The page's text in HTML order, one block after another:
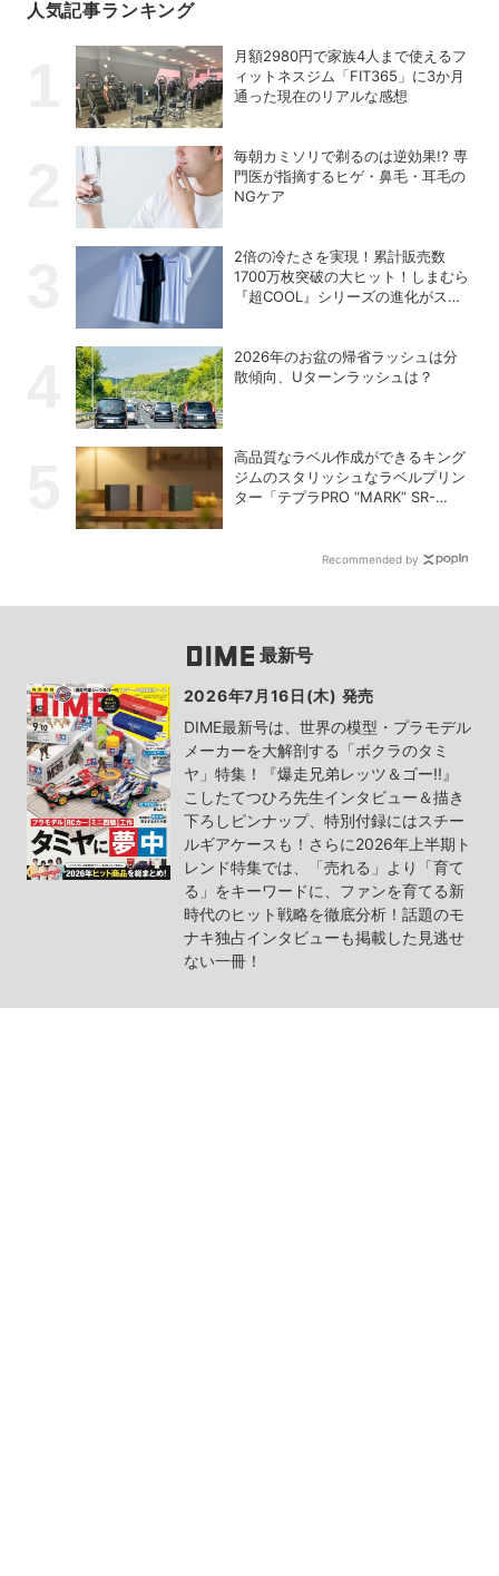
人気記事ランキング
月額2980円で家族4人まで使えるフ
ィットネスジム「FIT365」に3か月
通った現在のリアルな感想
毎朝カミソリで剃るのは逆効果!? 専
門医が指摘するヒゲ・鼻毛・耳毛の
NGケア
2倍の冷たさを実現！累計販売数
1700万枚突破の大ヒット！しまむら
『超COOL』シリーズの進化がスゴ
2026年のお盆の帰省ラッシュは分
散傾向、Uターンラッシュは？
高品質なラベル作成ができるキング
ジムのスタリッシュなラベルプリン
ター「テプラPRO “MARK” SR-
Recommended by
最新号
2026年7月16日(木) 発売
DIME最新号は、世界の模型・プラモデル
メーカーを大解剖する「ボクラのタミ
ヤ」特集！『爆走兄弟レッツ＆ゴー!!』
こしたてつひろ先生インタビュー＆描き
下ろしピンナップ、特別付録にはスチー
ルギアケースも！さらに2026年上半期ト
レンド特集では、「売れる」より「育て
る」をキーワードに、ファンを育てる新
時代のヒット戦略を徹底分析！話題のモ
ナキ独占インタビューも掲載した見逃せ
ない一冊！